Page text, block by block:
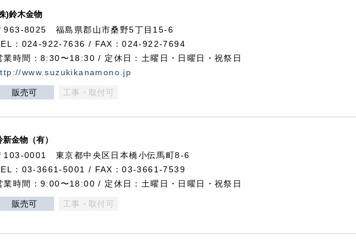
)鈴木金物
963-8025 福島県郡山市桑野5丁目15-6
：024-922-7636 / FAX：024-922-7694
業時間：8:30〜18:30 / 定休日：土曜日・日曜日・祝祭日
www.suzukikanamono.jp
販売可 工事・取付可
新金物（有）
103-0001 東京都中央区日本橋小伝馬町8-6
：03-3661-5001 / FAX：03-3661-7539
業時間：9:00〜18:00 / 定休日：土曜日・日曜日・祝祭日
販売可 工事・取付可